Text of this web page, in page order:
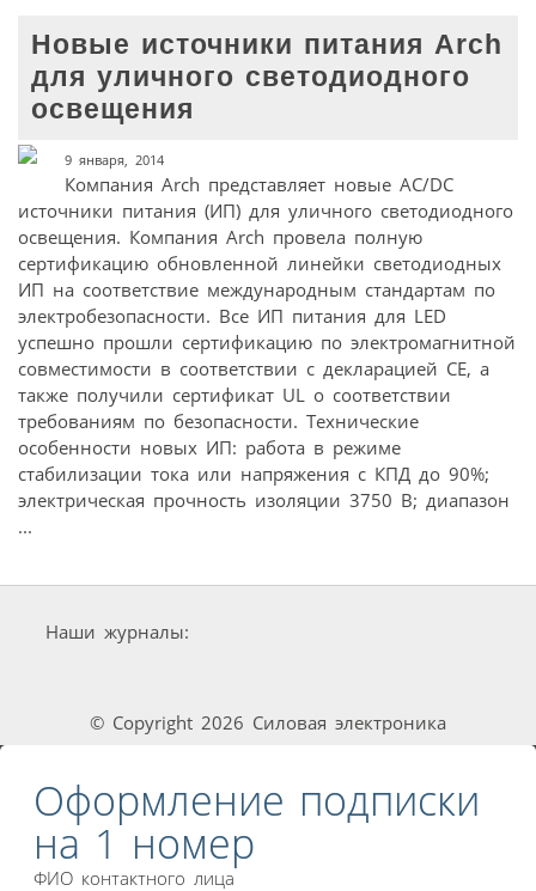
Новые источники питания Arch
для уличного светодиодного
освещения
9 января, 2014
Компания Arch представляет новые AC/DC
источники питания (ИП) для уличного светодиодного
освещения. Компания Arch провела полную
сертификацию обновленной линейки светодиодных
ИП на соответствие международным стандартам по
электробезопасности. Все ИП питания для LED
успешно прошли сертификацию по электромагнитной
совместимости в соответствии с декларацией CE, а
также получили сертификат UL о соответствии
требованиям по безопасности. Технические
особенности новых ИП: работа в режиме
стабилизации тока или напряжения с КПД до 90%;
электрическая прочность изоляции 3750 В; диапазон
...
Наши журналы:
© Copyright 2026 Силовая электроника
Оформление подписки
на 1 номер
ФИО контактного лица